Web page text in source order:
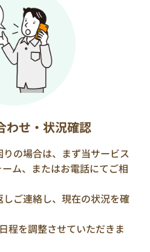
・状況確認
場合は、まず当サービス
ム、またはお電話にてご相
連絡し、現在の状況を確
程を調整させていただきま